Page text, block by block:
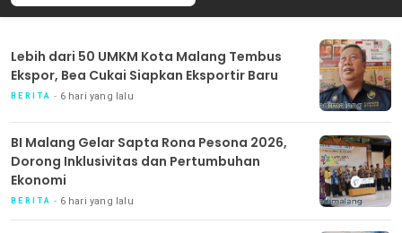
Lebih dari 50 UMKM Kota Malang Tembus
Ekspor, Bea Cukai Siapkan Eksportir Baru
BERITA 6 hari yang lalu
BI Malang Gelar Sapta Rona Pesona 2026,
Dorong Inklusivitas dan Pertumbuhan
Ekonomi
BERITA 6 hari yang lalu